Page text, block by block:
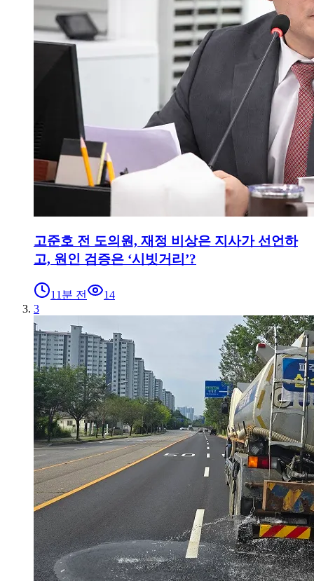
고준호 전 도의원, 재정 비상은 지사가 선언하
고, 원인 검증은 ‘시빗거리’?
11분 전
14
3